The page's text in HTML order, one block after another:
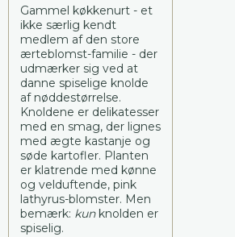
Gammel køkkenurt - et
ikke særlig kendt
medlem af den store
ærteblomst-familie - der
udmærker sig ved at
danne spiselige knolde
af nøddestørrelse.
Knoldene er delikatesser
med en smag, der lignes
med ægte kastanje og
søde kartofler. Planten
er klatrende med kønne
og velduftende, pink
lathyrus-blomster. Men
bemærk: kunknolden er
spiselig.